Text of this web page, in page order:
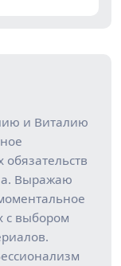
и Виталию
Выражаю
с выбором